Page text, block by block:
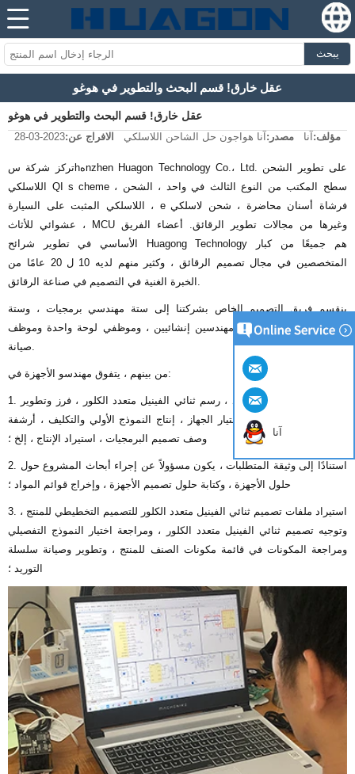
يبحث
عقل خارق! قسم البحث والتطوير في هوغو
عقل خارق! قسم البحث والتطوير في هوغو
مؤلف: آنا مصدر: آنا هواجون حل الشاحن اللاسلكي الافراج عن:2023-03-28
تركز شركة سhهnzhen Huagon Technology Co.، Ltd. على تطوير الشحن
اللاسلكي QIs cheme ، سطح المكتب من النوع الثالث في واحد ، الشحن
اللاسلكي المثبت على السيارة ، e فرشاة أسنان محاضرة ، شحن لاسلكي
عشوائي للأثاث ، MCU وغيرها من مجالات تطوير الرقائق. أعضاء الفريق
الأساسي في تطوير شرائح Huagong Technology هم جميعًا من كبار
المتخصصين في مجال تصميم الرقائق ، وكثير منهم لديه 10
ل
20 عامًا من
الخبرة الغنية في التصميم في صناعة الرقائق.
ينقسم فريق التصميم الخاص بشركتنا إلى ستة مهندسي برمجيات ، وستة
مهندسين أجهزة ، وأربعة مهندسين إنشائيين ، وموظفي لوحة واحدة وموظف
صيانة.
من بينهم ، يتفوق مهندسو الأجهزة في:
1. رسم تخطيطي لمنتج جديد ، رسم ثنائي الفينيل متعدد الكلور ، فرز وتطوير
قائمة مكونات الصنف ، اختيار الجهاز ، إنتاج النموذج الأولي والتكليف ، أرشفة
وصف تصميم البرمجيات ، استيراد الإنتاج ، إلخ ؛
2. استنادًا إلى وثيقة المتطلبات ، يكون مسؤولاً عن إجراء أبحاث المشروع حول
حلول الأجهزة ، وكتابة حلول تصميم الأجهزة ، وإخراج قوائم المواد ؛
3. استيراد ملفات تصميم ثنائي الفينيل متعدد الكلور للتصميم التخطيطي للمنتج ،
وتوجيه تصميم ثنائي الفينيل متعدد الكلور ، ومراجعة اختيار النموذج التفصيلي
ومراجعة المكونات في قائمة مكونات الصنف للمنتج ، وتطوير وصيانة سلسلة
التوريد ؛
آنا